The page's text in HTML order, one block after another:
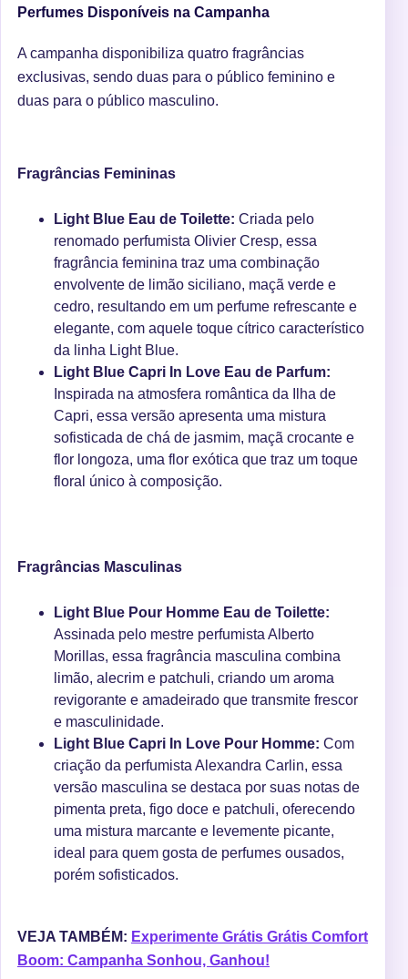
Perfumes Disponíveis na Campanha
A campanha disponibiliza quatro fragrâncias
exclusivas, sendo duas para o público feminino e
duas para o público masculino.
Fragrâncias Femininas
Light Blue Eau de Toilette: Criada pelo
renomado perfumista Olivier Cresp, essa
fragrância feminina traz uma combinação
envolvente de limão siciliano, maçã verde e
cedro, resultando em um perfume refrescante e
elegante, com aquele toque cítrico característico
da linha Light Blue.
Light Blue Capri In Love Eau de Parfum:
Inspirada na atmosfera romântica da Ilha de
Capri, essa versão apresenta uma mistura
sofisticada de chá de jasmim, maçã crocante e
flor longoza, uma flor exótica que traz um toque
floral único à composição.
Fragrâncias Masculinas
Light Blue Pour Homme Eau de Toilette:
Assinada pelo mestre perfumista Alberto
Morillas, essa fragrância masculina combina
limão, alecrim e patchuli, criando um aroma
revigorante e amadeirado que transmite frescor
e masculinidade.
Light Blue Capri In Love Pour Homme: Com
criação da perfumista Alexandra Carlin, essa
versão masculina se destaca por suas notas de
pimenta preta, figo doce e patchuli, oferecendo
uma mistura marcante e levemente picante,
ideal para quem gosta de perfumes ousados,
porém sofisticados.
VEJA TAMBÉM: Experimente Grátis Grátis Comfort
Boom: Campanha Sonhou, Ganhou!